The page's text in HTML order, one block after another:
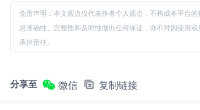
免责声明：本文观点仅代表作者个人观点，不构成本平台
息准确性、完整性和及时性做出任何保证，亦不对因使用
承担责任。
分享至 微信 复制链接